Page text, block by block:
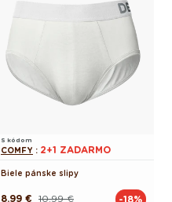
S kódom
COMFY : 2+1 ZADARMO
Biele pánske slipy
Pôvodná10.99 €
Akciová
8.99 € -18%